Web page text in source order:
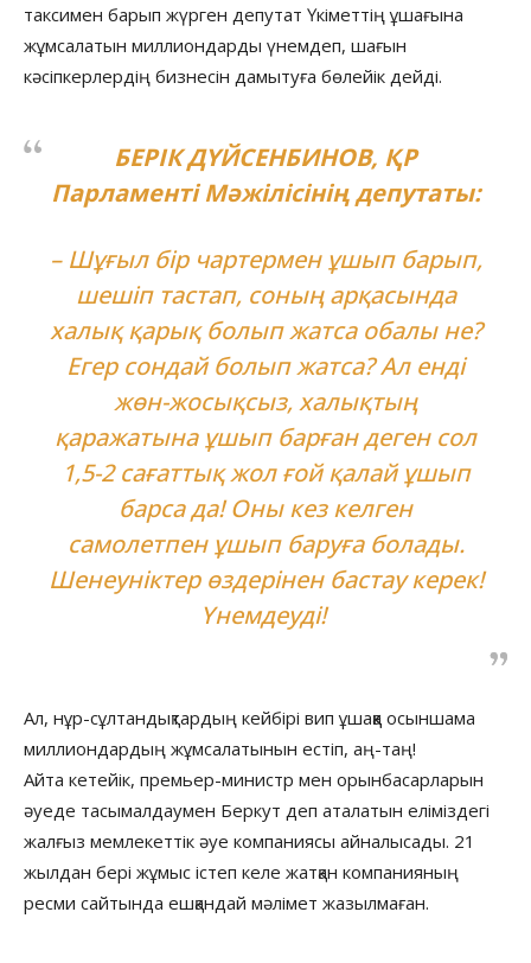
таксимен барып жүрген депутат Үкіметтің ұшағына
жұмсалатын миллиондарды үнемдеп, шағын
кәсіпкерлердің бизнесін дамытуға бөлейік дейді.
БЕРІК ДҮЙСЕНБИНОВ, ҚР
Парламенті Мәжілісінің депутаты:
– Шұғыл бір чартермен ұшып барып,
шешіп тастап, соның арқасында
халық қарық болып жатса обалы не?
Егер сондай болып жатса? Ал енді
жөн-жосықсыз, халықтың
қаражатына ұшып барған деген сол
1,5-2 сағаттық жол ғой қалай ұшып
барса да! Оны кез келген
самолетпен ұшып баруға болады.
Шенеуніктер өздерінен бастау керек!
Үнемдеуді!
Ал, нұр-сұлтандықтардың кейбірі вип ұшаққа осыншама
миллиондардың жұмсалатынын естіп, аң-таң!
Айта кетейік, премьер-министр мен орынбасарларын
әуеде тасымалдаумен Беркут деп аталатын еліміздегі
жалғыз мемлекеттік әуе компаниясы айналысады. 21
жылдан бері жұмыс істеп келе жатқан компанияның
ресми сайтында ешқандай мәлімет жазылмаған.